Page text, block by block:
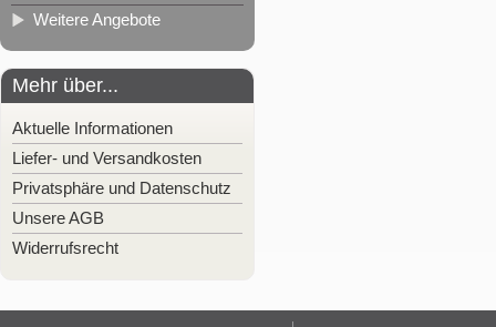
Weitere Angebote
Mehr über...
Aktuelle Informationen
Liefer- und Versandkosten
Privatsphäre und Datenschutz
Unsere AGB
Widerrufsrecht